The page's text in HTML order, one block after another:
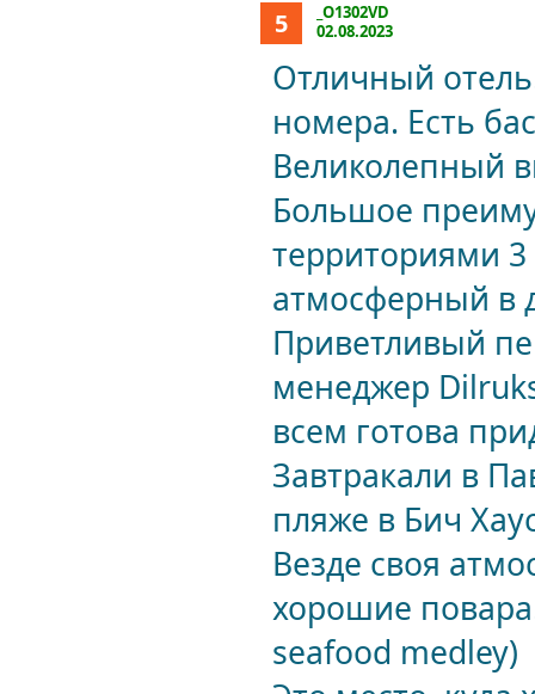
5
_O1302VD
02.08.2023
Отличный
номера. Есть
Великолепный
Большое
территориями
атмосферный в
Приветливый
менеджер
всем готова
Завтракали в
пляже в Бич
Везде своя
хорошие
seafood medley)